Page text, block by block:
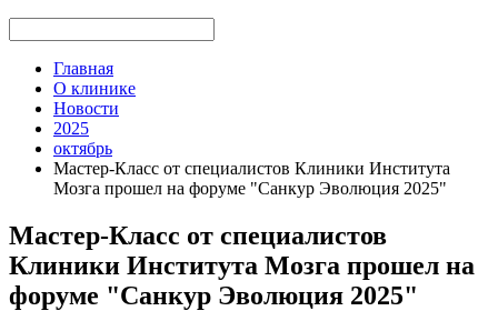
Главная
О клинике
Новости
2025
октябрь
Мастер-Класс от специалистов Клиники Института
Мозга прошел на форуме "Санкур Эволюция 2025"
Мастер-Класс от специалистов
Клиники Института Мозга прошел на
форуме "Санкур Эволюция 2025"